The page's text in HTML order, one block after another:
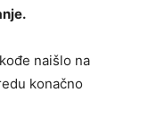
naišlo na
konačno